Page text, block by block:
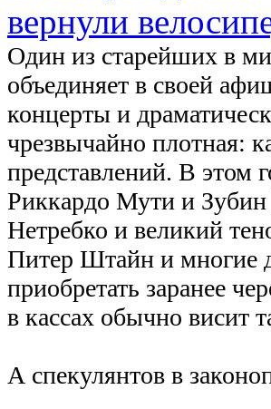
вернули
Один из старейших в
объединяет в своей
концерты и
чрезвычайно плотная:
представлений. В этом
Риккардо Мути и
Нетребко и великий
Питер Штайн и многие
приобретать заранее
в кассах обычно висит
А спекулянтов в